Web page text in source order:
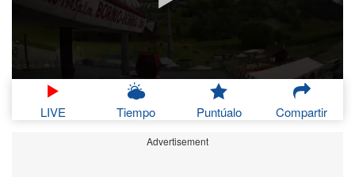
LIVE Tiempo Puntúalo Compartir
Advertisement